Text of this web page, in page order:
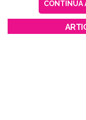
CONTINUA